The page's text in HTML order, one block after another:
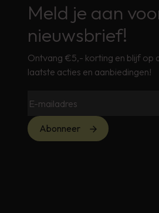
Meld je aan
nieuwsbrief!
Ontvang €5,- korting en blijf op
laatste acties en aanbiedingen!
Abonneer